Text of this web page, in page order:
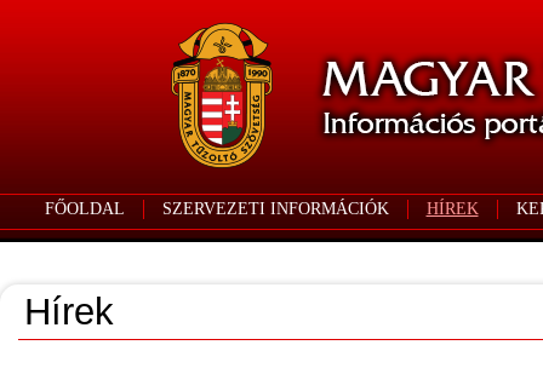
FŐOLDAL SZERVEZETI INFORMÁCIÓK HÍREK
Hírek